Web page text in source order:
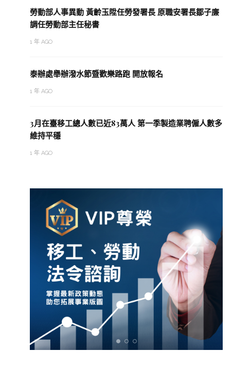
勞動部人事異動 黃齡玉陞任勞發署長 原職安署長鄒子廉
調任勞動部主任秘書
1 年 AGO
泰辦處舉辦潑水節暨歡樂路跑 開放報名
1 年 AGO
3月在臺移工總人數已近83萬人 第一季製造業聘僱人數多
維持平穩
1 年 AGO